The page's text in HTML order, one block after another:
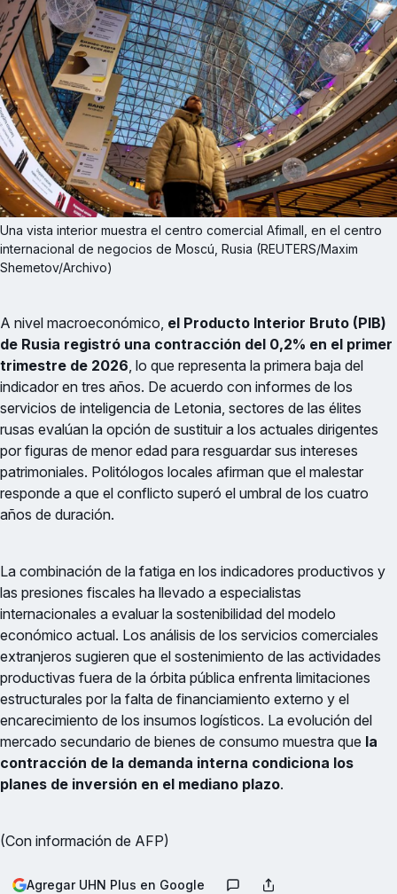
Una vista interior muestra el centro comercial Afimall, en el centro
internacional de negocios de Moscú, Rusia (REUTERS/Maxim
Shemetov/Archivo)
A nivel macroeconómico, el Producto Interior Bruto (PIB)
de Rusia registró una contracción del 0,2% en el primer
trimestre de 2026 , lo que representa la primera baja del
indicador en tres años. De acuerdo con informes de los
servicios de inteligencia de Letonia, sectores de las élites
rusas evalúan la opción de sustituir a los actuales dirigentes
por figuras de menor edad para resguardar sus intereses
patrimoniales. Politólogos locales afirman que el malestar
responde a que el conflicto superó el umbral de los cuatro
años de duración.
La combinación de la fatiga en los indicadores productivos y
las presiones fiscales ha llevado a especialistas
internacionales a evaluar la sostenibilidad del modelo
económico actual. Los análisis de los servicios comerciales
extranjeros sugieren que el sostenimiento de las actividades
productivas fuera de la órbita pública enfrenta limitaciones
estructurales por la falta de financiamiento externo y el
encarecimiento de los insumos logísticos. La evolución del
mercado secundario de bienes de consumo muestra que la
contracción de la demanda interna condiciona los
planes de inversión en el mediano plazo.
(Con información de AFP)
Agregar UHN Plus en Google